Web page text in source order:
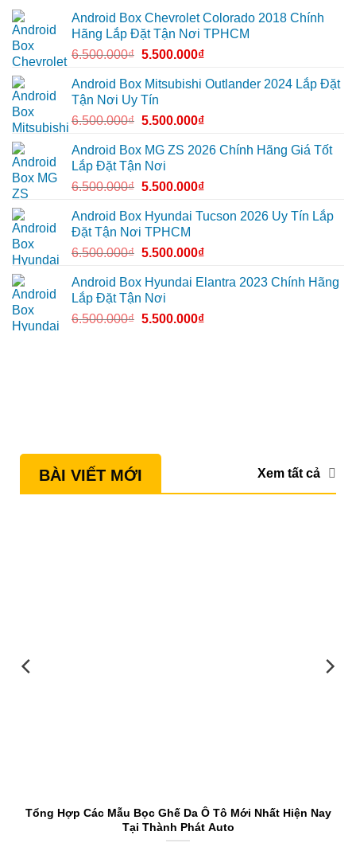
xem
YouTube
dẫn
đường
Quận
nâng
cao
nghiệm
Android
box
Geely
EX2
ở
Hóc
Môn
thoải
hơn
Android Box Chevrolet Colorado 2018 Chính
Hãng Lắp Đặt Tận Nơi TPHCM
6.500.000₫ 5.500.000₫
Android Box Mitsubishi Outlander 2024 Lắp Đặt
Tận Nơi Uy Tín
6.500.000₫ 5.500.000₫
Android Box MG ZS 2026 Chính Hãng Giá Tốt
Lắp Đặt Tận Nơi
6.500.000₫ 5.500.000₫
Android Box Hyundai Tucson 2026 Uy Tín Lắp
Đặt Tận Nơi TPHCM
6.500.000₫ 5.500.000₫
Android Box Hyundai Elantra 2023 Chính Hãng
Lắp Đặt Tận Nơi
6.500.000₫ 5.500.000₫
BÀI VIẾT MỚI Xem tất cả
Tổng Hợp Các Mẫu Bọc Ghế Da Ô Tô Mới Nhất Hiện Nay
Tại Thành Phát Auto